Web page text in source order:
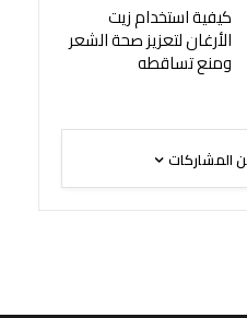
كيفية استخدام زيت
الأرغان لتعزيز صحة الشعر
ومنع تساقطه
المشاركات